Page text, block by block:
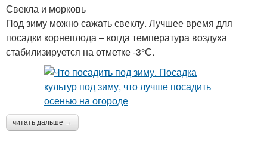
Свекла и морковь
Под зиму можно сажать свеклу. Лучшее время для
посадки корнеплода – когда температура воздуха
стабилизируется на отметке -3°С.
читать дальше →